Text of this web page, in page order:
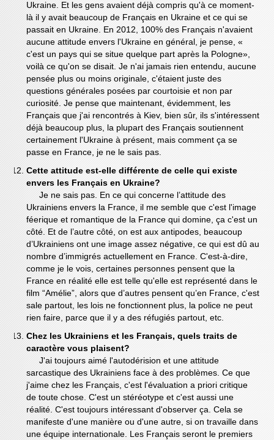
Ukraine. Et les gens avaient déjà compris qu'à ce moment-
là il y avait beaucoup de Français en Ukraine et ce qui se
passait en Ukraine. En 2012, 100% des Français n'avaient
aucune attitude envers l'Ukraine en général, je pense, «
c'est un pays qui se situe quelque part après la Pologne»,
voilà ce qu'on se disait. Je n'ai jamais rien entendu, aucune
pensée plus ou moins originale, c'étaient juste des
questions générales posées par courtoisie et non par
curiosité. Je pense que maintenant, évidemment, les
Français que j'ai rencontrés à Kiev, bien sûr, ils s'intéressent
déjà beaucoup plus, la plupart des Français soutiennent
certainement l'Ukraine à présent, mais comment ça se
passe en France, je ne le sais pas.
Cette attitude est-elle différente de celle qui existe
envers les Français en Ukraine?
Je ne sais pas. En ce qui concerne l’attitude des
Ukrainiens envers la France, il me semble que c'est l'image
féerique et romantique de la France qui domine, ça c'est un
côté. Et de l’autre côté, on est aux antipodes, beaucoup
d’Ukrainiens ont une image assez négative, ce qui est dû au
nombre d’immigrés actuellement en France. C'est-à-dire,
comme je le vois, certaines personnes pensent que la
France en réalité elle est telle qu'elle est représenté dans le
film “Amélie”, alors que d’autres pensent qu’en France, c'est
sale partout, les lois ne fonctionnent plus, la police ne peut
rien faire, parce que il y a des réfugiés partout, etc.
Chez les Ukrainiens et les Français, quels traits de
caractère vous plaisent?
J'ai toujours aimé l'autodérision et une attitude
sarcastique des Ukrainiens face à des problèmes. Ce que
j'aime chez les Français, c'est l'évaluation a priori critique
de toute chose. C'est un stéréotype et c'est aussi une
réalité. C'est toujours intéressant d'observer ça. Cela se
manifeste d'une manière ou d'une autre, si on travaille dans
une équipe internationale. Les Français seront le premiers